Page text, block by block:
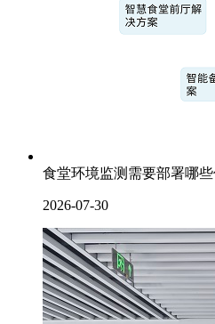
食堂环境监测需要部署哪
2026-07-30